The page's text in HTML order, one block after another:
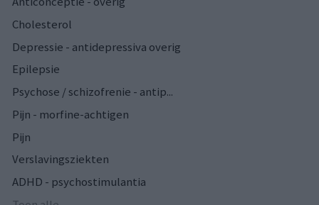
Cholesterol
Depressie - antidepressiva overig
Epilepsie
Psychose / schizofrenie - antip...
Pijn - morfine-achtigen
Pijn
Verslavingsziekten
ADHD - psychostimulantia